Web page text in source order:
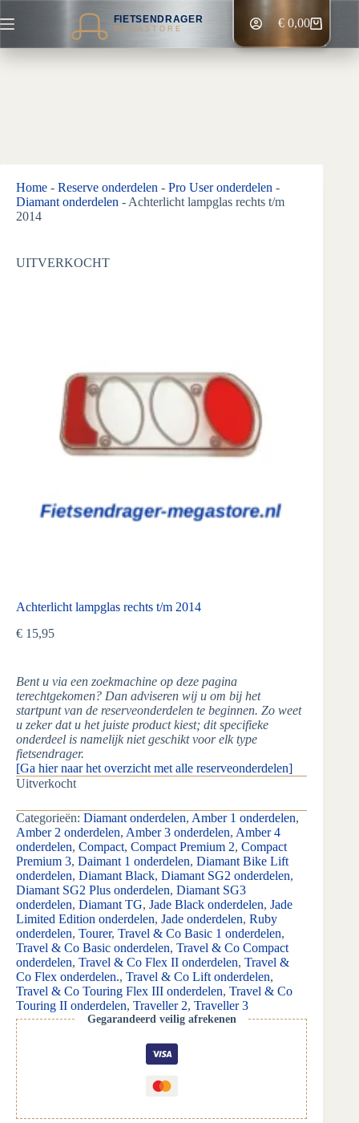
naar
inhoud
FIETSENDRAGER
MEGASTORE Winkelwagen
€0,00
Home - Reserve onderdelen - Pro User onderdelen -
Diamant onderdelen - Achterlicht lampglas rechts t/m
2014
UITVERKOCHT
Achterlicht lampglas rechts t/m 2014
€ 15,95
Bent u via een zoekmachine op deze pagina
terechtgekomen? Dan adviseren wij u om bij het
startpunt van de reserveonderdelen te beginnen. Zo weet
u zeker dat u het juiste product kiest; dit specifieke
onderdeel is namelijk niet geschikt voor elk type
fietsendrager.
[Ga hier naar het overzicht met alle reserveonderdelen]
Uitverkocht
Categorieën: Diamant onderdelen, Amber 1 onderdelen,
Amber 2 onderdelen, Amber 3 onderdelen, Amber 4
onderdelen, Compact, Compact Premium 2, Compact
Premium 3, Daimant 1 onderdelen, Diamant Bike Lift
onderdelen, Diamant Black, Diamant SG2 onderdelen,
Diamant SG2 Plus onderdelen, Diamant SG3
onderdelen, Diamant TG, Jade Black onderdelen, Jade
Limited Edition onderdelen, Jade onderdelen, Ruby
onderdelen, Tourer, Travel & Co Basic 1 onderdelen,
Travel & Co Basic onderdelen, Travel & Co Compact
onderdelen, Travel & Co Flex II onderdelen, Travel &
Co Flex onderdelen., Travel & Co Lift onderdelen,
Travel & Co Touring Flex III onderdelen, Travel & Co
Touring II onderdelen, Traveller 2, Traveller 3
Gegarandeerd veilig afrekenen